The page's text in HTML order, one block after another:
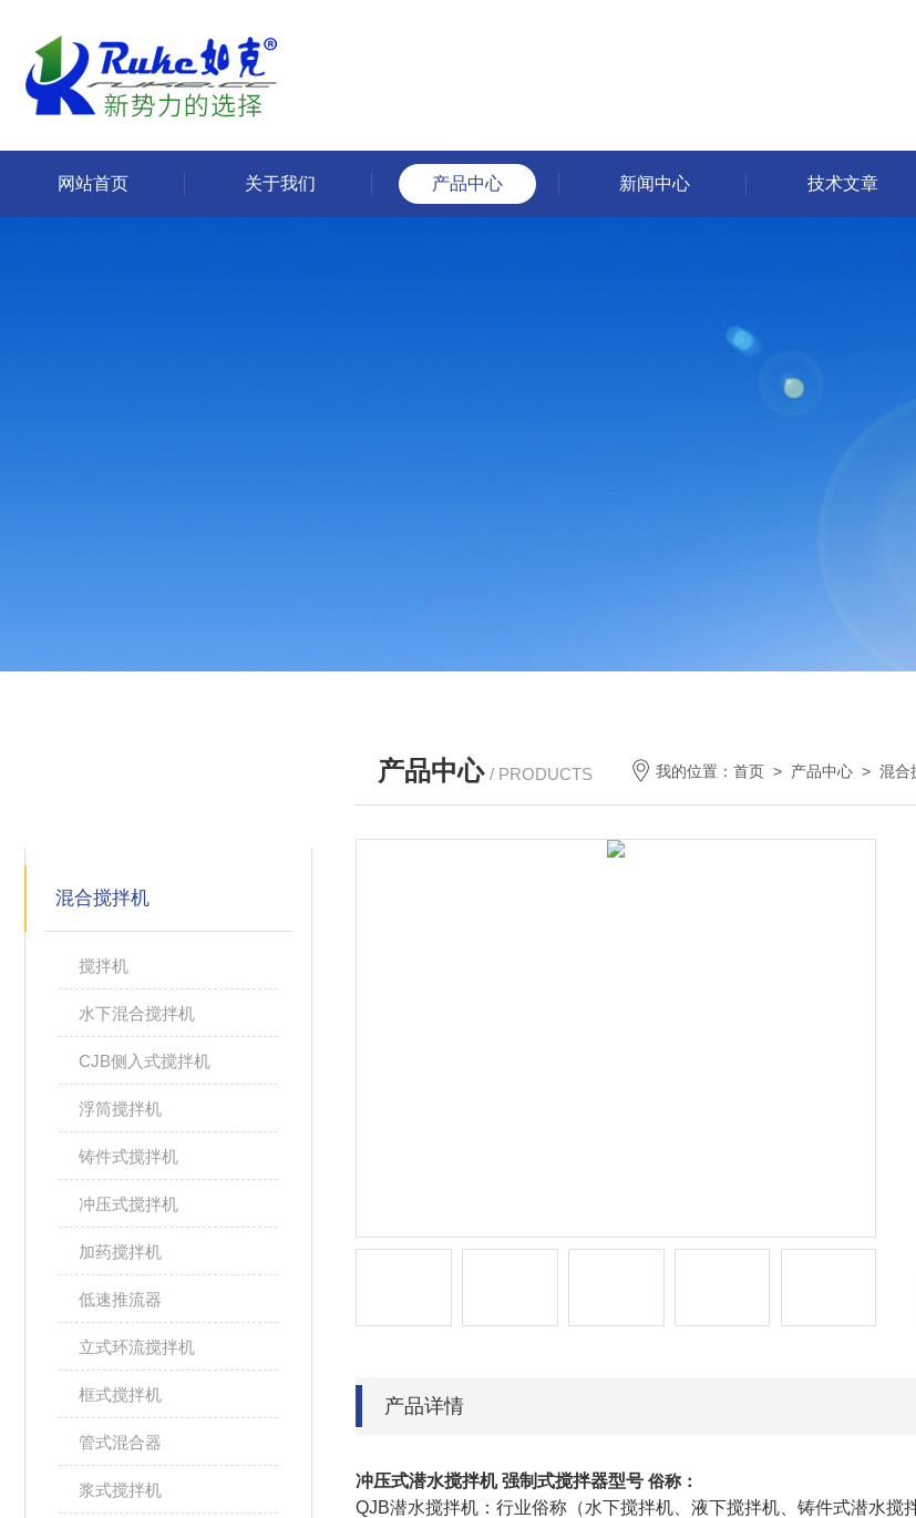
网站首页 关于我们 产品中心 新闻中心 技术文章
混合搅拌机
搅拌机
水下混合搅拌机
CJB侧入式搅拌机
浮筒搅拌机
铸件式搅拌机
冲压式搅拌机
加药搅拌机
低速推流器
立式环流搅拌机
框式搅拌机
管式混合器
浆式搅拌机
产品中心 / PRODUCTS 我的位置：首页 > 产品中心 >混合
产品详情
冲压式潜水搅拌机 强制式搅拌器型号 俗称：
QJB潜水搅拌机：行业俗称（水下搅拌机、液下搅拌机、铸件式潜水